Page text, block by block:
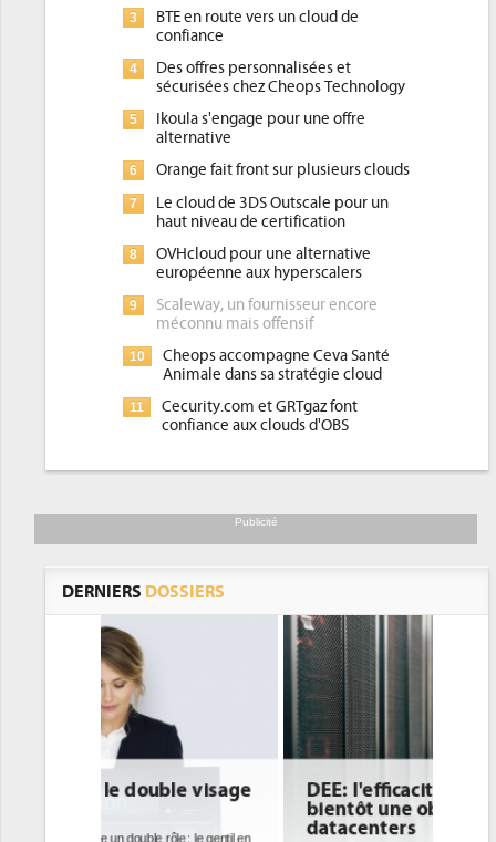
3
BTE en route vers un cloud de
confiance
4
Des offres personnalisées et
sécurisées chez Cheops Technology
5
Ikoula s'engage pour une offre
alternative
6 Orange fait front sur plusieurs clouds
7
Le cloud de 3DS Outscale pour un
haut niveau de certification
8
OVHcloud pour une alternative
européenne aux hyperscalers
9
Scaleway, un fournisseur encore
méconnu mais offensif
10
Cheops accompagne Ceva Santé
Animale dans sa stratégie cloud
11
Cecurity.com et GRTgaz font
confiance aux clouds d'OBS
Publicité
DERNIERS DOSSIERS
DEE: l'efficacité énergétique
bientôt une obligation pour les
datacenters